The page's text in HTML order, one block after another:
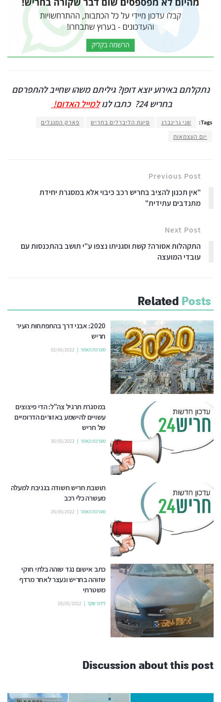
נתקלתם באירוע יוצא דופן? גיליתם משהו שחייב להתפרסם
בחריש 24?
כתבו לנולמייל האדום!
Tags: שני גרינברג סיעת הליברלים בחריש
פארק המנגלים
יום העצמאות
Previous Post
"אין תכנון להציב בחריש רכב כיבוי אלא במסגרת יחידת
מתנדבים עתידית"
Next Post
התקהלות אסורה? קשת וסגניתו נצפו ע"י תושב בהתכנסות עם
עובדי המועצה
Related Posts
2020: אבני דרך בהתפתחות העיר
חריש
מערכת האתר 02/06/2022
במסגרת תרגיל צה"ל: הדי פיצוצים
עשויים להישמע באזורים הדרומיים
של חריש
מערכת האתר 30/05/2022
תושבת חריש חשודה בגניבת למעלה
מעשרה כלי רכב
מערכת האתר 29/05/2022
כתב אישום נגד שוהה בלתי חוקי
שזוהה בחריש ונעצר לאחר מרדף
משטרתי
לידור שקד 29/05/2022
Discussion about this post